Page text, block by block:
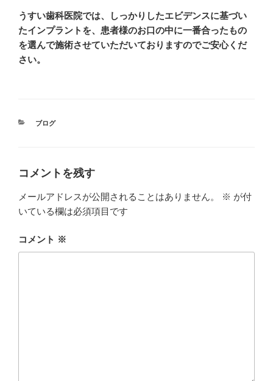
うすい歯科医院では、しっかりしたエビデンスに基づい
たインプラントを、患者様のお口の中に一番合ったもの
を選んで施術させていただいておりますのでご安心くだ
さい。
カ
ブログ
コメントを残す
メールアドレスが公開されることはありません。 ※ が付
いている欄は必須項目です
コメント ※